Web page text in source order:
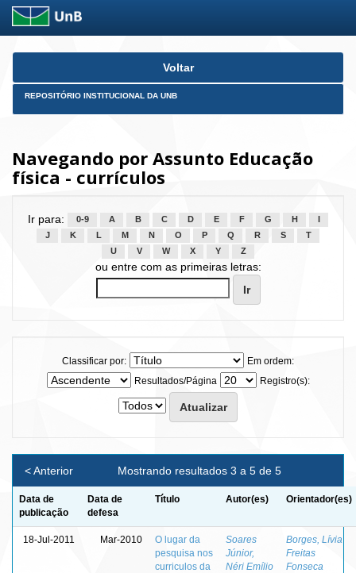
Skip
Voltar
REPOSITÓRIO INSTITUCIONAL DA UNB
Navegando por Assunto Educação
física - currículos
Ir para: 0-9 A B C D E F G H
J
K L M N O P Q R S
T
U
V W X Y Z
ou entre com as primeiras letras:
Classificar por:
Em ordem:
Resultados/Página
Registro(s):
Mostrando resultados 3 a 5 de 5
< Anterior
Data de
publicação
Data de
defesa
Título Autor(es) Orientador(es)
18-Jul-2011 Mar-2010
O lugar da
pesquisa nos
curriculos da
Soares
Júnior,
Néri Emílio
Borges, Lívia
Freitas
Fonseca